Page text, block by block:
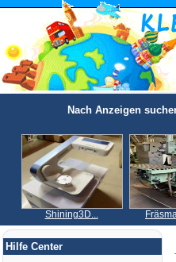
Nach Anzeigen
Shining3D...
Hilfe Center